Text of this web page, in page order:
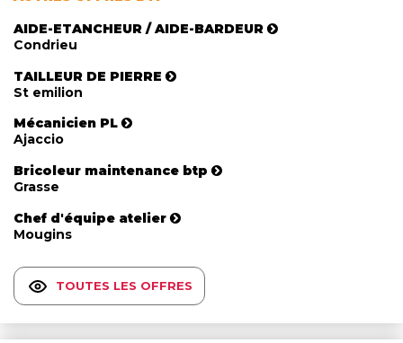
AIDE-ETANCHEUR / AIDE-BARDEUR
Condrieu
TAILLEUR DE PIERRE
St emilion
Mécanicien PL
Ajaccio
Bricoleur maintenance btp
Grasse
Chef d'équipe atelier
Mougins
TOUTES LES OFFRES